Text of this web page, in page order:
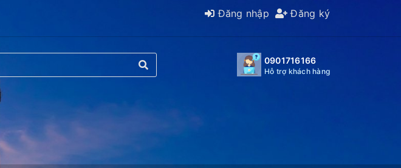
Đăng nhập Đăng ký
0901716166
Hỗ trợ khách hàng